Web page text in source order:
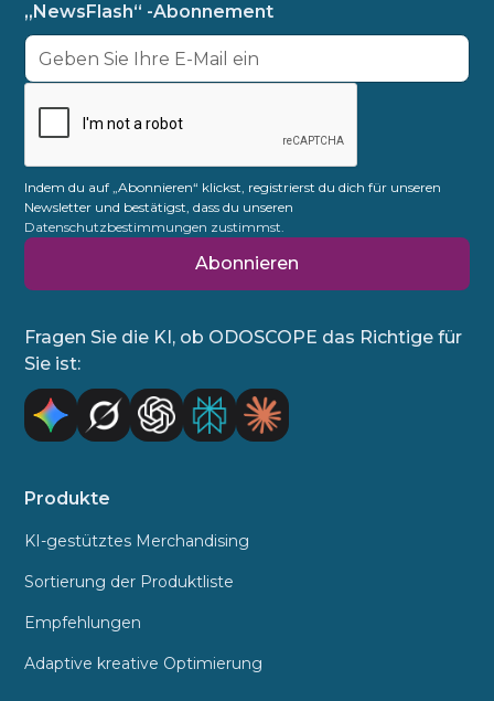
„NewsFlash“ -Abonnement
Indem du auf „Abonnieren“ klickst, registrierst du dich für unseren
Newsletter und bestätigst, dass du unseren
Datenschutzbestimmungen zustimmst.
Fragen Sie die KI, ob ODOSCOPE das Richtige für
Sie ist:
Produkte
KI-gestütztes Merchandising
Sortierung der Produktliste
Empfehlungen
Adaptive kreative Optimierung